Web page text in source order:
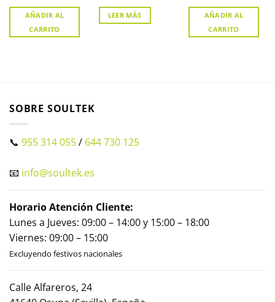
AÑADIR AL
CARRITO
LEER MÁS
AÑADIR AL
CARRITO
SOBRE SOULTEK
📞 955 314 055/ 644 730 125
📧 info@soultek.es
Horario Atención Cliente:
Lunes a Jueves: 09:00 – 14:00 y 15:00 – 18:00
Viernes: 09:00 – 15:00
Excluyendo festivos nacionales
Calle Alfareros, 24